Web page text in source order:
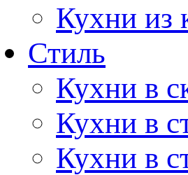
Кухни из
Стиль
Кухни в
Кухни в
Кухни в